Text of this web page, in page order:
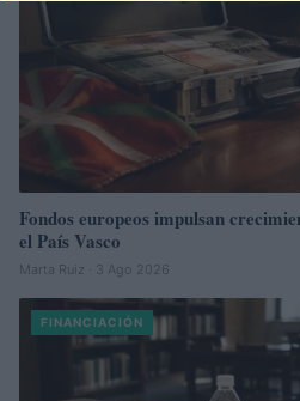
Fondos europeos impulsan
el País Vasco
Marta Ruiz · 3 Ago 2026
FINANCIACIÓN